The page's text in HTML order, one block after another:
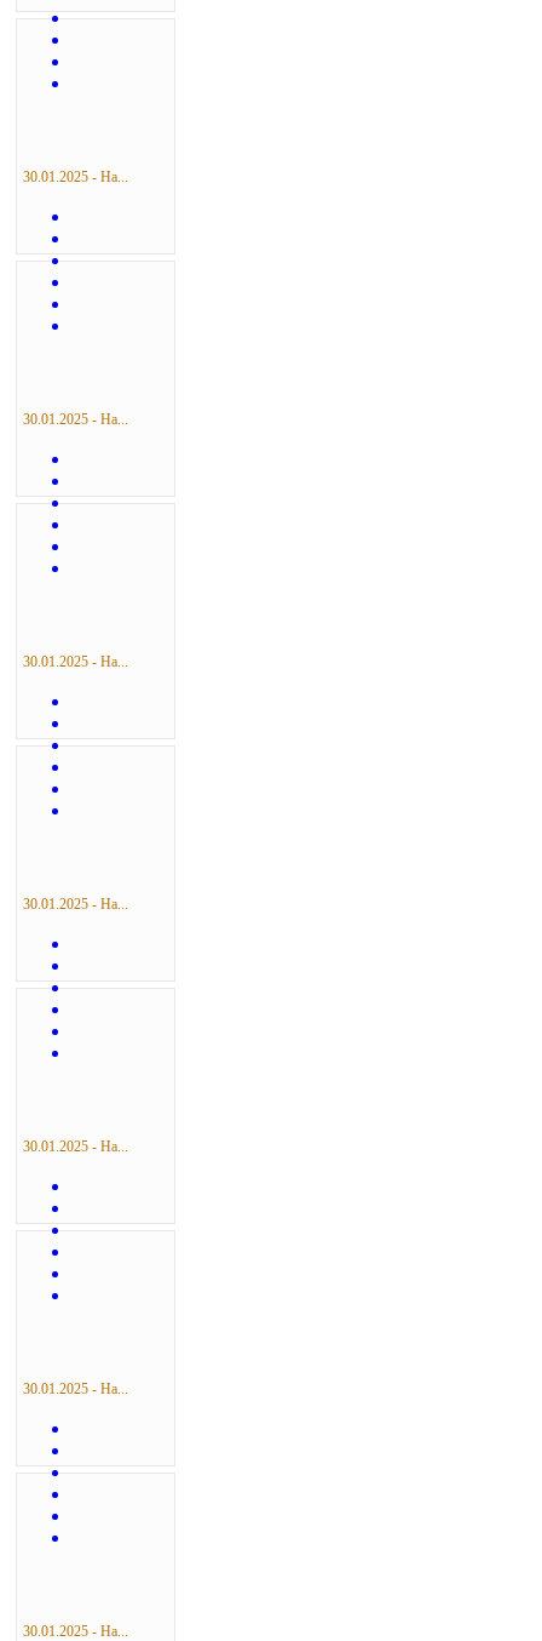
30.01.2025 - На...
30.01.2025 - На...
30.01.2025 - На...
30.01.2025 - На...
30.01.2025 - На...
30.01.2025 - На...
30.01.2025 - На...